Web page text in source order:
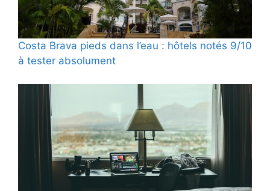
Costa Brava pieds dans l’eau : hôtels notés 9/10
à tester absolument